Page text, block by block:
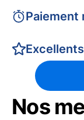
Paiement
Nos